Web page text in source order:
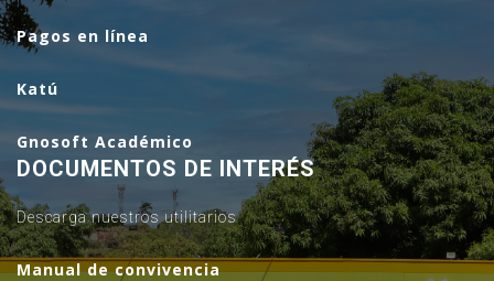
Pagos en línea
Katú
Gnosoft Académico
DOCUMENTOS DE INTERÉS
Descarga nuestros utilitarios
Manual de convivencia